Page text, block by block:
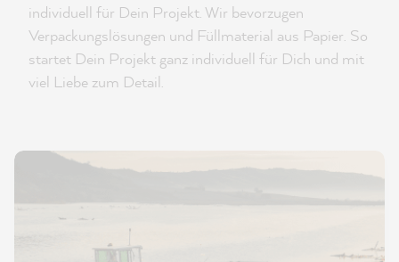
individuell für Dein Projekt. Wir bevorzugen
Verpackungslösungen und Füllmaterial aus Papier. So
startet Dein Projekt ganz individuell für Dich und mit
viel Liebe zum Detail.